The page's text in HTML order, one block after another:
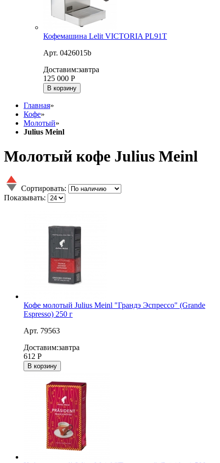
Кофемашина Lelit VICTORIA PL91T
Арт. 0426015b
Доставим:завтра
125 000 Р
В корзину
Главная»
Кофе»
Молотый»
Julius Meinl
Молотый кофе Julius Meinl
Сортировать:
Показывать:
Кофе молотый Julius Meinl "Грандэ Эспрессо" (Grande
Espresso) 250 г
Арт. 79563
Доставим:завтра
612 Р
В корзину